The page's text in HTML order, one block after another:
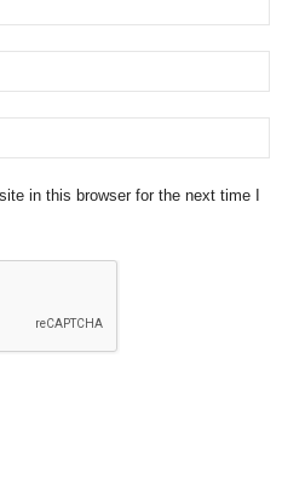
in this browser for the next time I